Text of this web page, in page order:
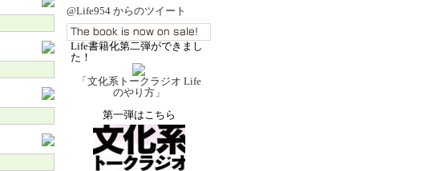
@Life954 からのツイート
Life書籍化第二弾ができまし
た！
「文化系トークラジオ Life
のやり方」
第一弾はこちら